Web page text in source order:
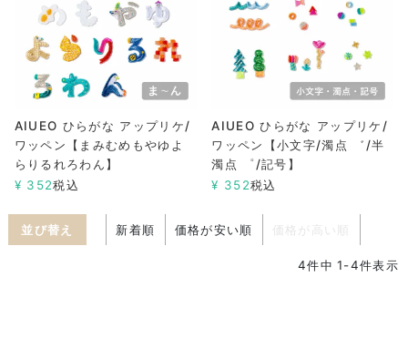
AIUEO ひらがな アップリケ/
ワッペン【まみむめもやゆよ
らりるれろわん】
¥ 352税込
AIUEO ひらがな アップリケ/
ワッペン【小文字/濁点 ゛/半
濁点 ゜/記号】
¥ 352税込
並び替え 新着順 価格が安い順 価格が高い順
4件中 1-4件表示